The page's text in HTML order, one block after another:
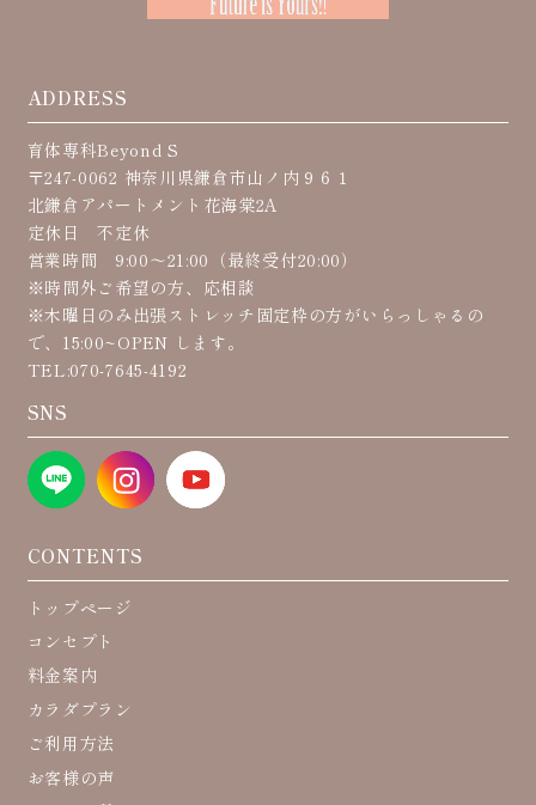
ADDRESS
育体専科Beyond S
〒247-0062 神奈川県鎌倉市山ノ内９６１
北鎌倉アパートメント花海棠2A
定休日 不定休
営業時間 9:00〜21:00（最終受付20:00）
※時間外ご希望の方、応相談
※木曜日のみ出張ストレッチ固定枠の方がいらっしゃるの
で、15:00~OPEN します。
TEL:070-7645-4192
SNS
CONTENTS
トップページ
コンセプト
料金案内
カラダプラン
ご利用方法
お客様の声